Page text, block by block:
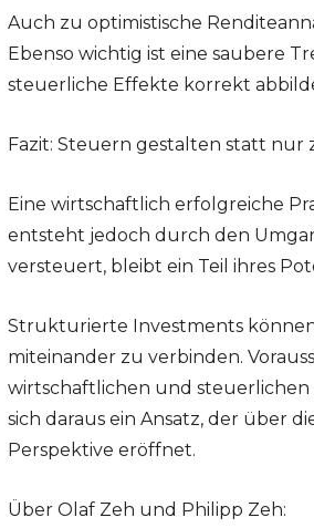
Auch zu optimistische
Ebenso wichtig ist eine saubere
steuerliche Effekte korrekt
Fazit: Steuern gestalten statt nur
Eine wirtschaftlich erfolgreiche
entsteht jedoch durch den
versteuert, bleibt ein Teil ihres
Strukturierte Investments
miteinander zu verbinden.
wirtschaftlichen und
sich daraus ein Ansatz, der über
Perspektive eröffnet.
Über Olaf Zeh und Philipp Zeh: